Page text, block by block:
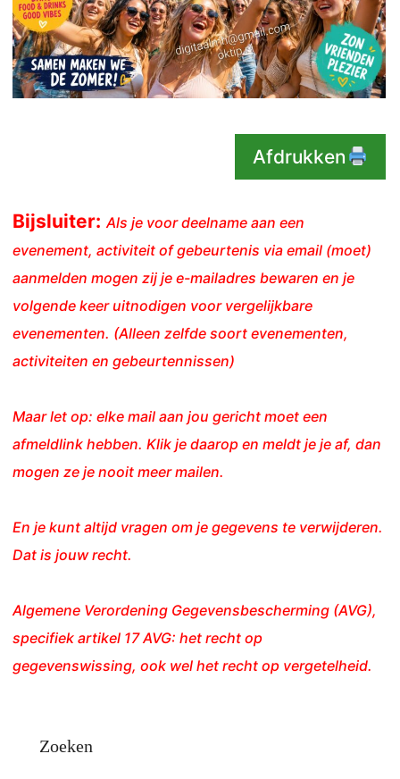
Afdrukken
Bijsluiter: Als je voor deelname aan een
evenement, activiteit of gebeurtenis via email (moet)
aanmelden mogen zij je e-mailadres bewaren en je
volgende keer uitnodigen voor vergelijkbare
evenementen. (Alleen zelfde soort evenementen,
activiteiten en gebeurtennissen)
Maar let op: elke mail aan jou gericht moet een
afmeldlink hebben. Klik je daarop en meldt je je af, dan
mogen ze je nooit meer mailen.
En je kunt altijd vragen om je gegevens te verwijderen.
Dat is jouw recht.
Algemene Verordening Gegevensbescherming (AVG),
specifiek artikel 17 AVG: het recht op
gegevenswissing, ook wel het recht op vergetelheid.
Zoeken